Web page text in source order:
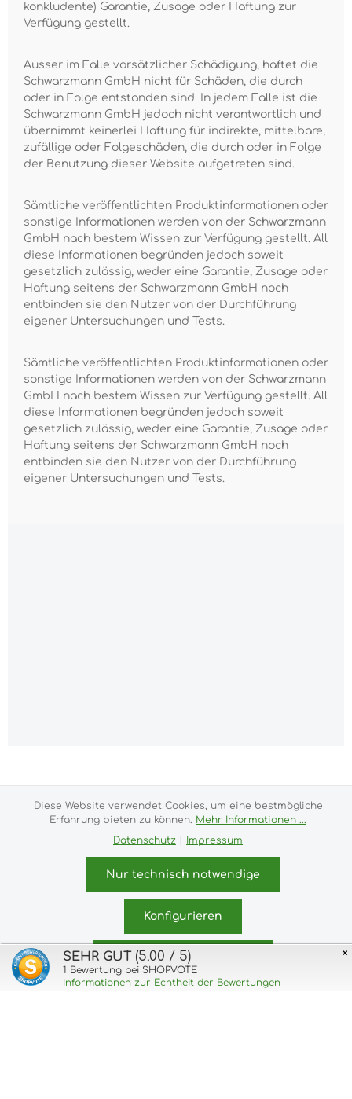
konkludente) Garantie, Zusage oder Haftung zur
Verfügung gestellt.
Ausser im Falle vorsätzlicher Schädigung, haftet die
Schwarzmann GmbH nicht für Schäden, die durch
oder in Folge entstanden sind. In jedem Falle ist die
Schwarzmann GmbH jedoch nicht verantwortlich und
übernimmt keinerlei Haftung für indirekte, mittelbare,
zufällige oder Folgeschäden, die durch oder in Folge
der Benutzung dieser Website aufgetreten sind.
Sämtliche veröffentlichten Produktinformationen oder
sonstige Informationen werden von der Schwarzmann
GmbH nach bestem Wissen zur Verfügung gestellt. All
diese Informationen begründen jedoch soweit
gesetzlich zulässig, weder eine Garantie, Zusage oder
Haftung seitens der Schwarzmann GmbH noch
entbinden sie den Nutzer von der Durchführung
eigener Untersuchungen und Tests.
Sämtliche veröffentlichten Produktinformationen oder
sonstige Informationen werden von der Schwarzmann
GmbH nach bestem Wissen zur Verfügung gestellt. All
diese Informationen begründen jedoch soweit
gesetzlich zulässig, weder eine Garantie, Zusage oder
Haftung seitens der Schwarzmann GmbH noch
entbinden sie den Nutzer von der Durchführung
eigener Untersuchungen und Tests.
Versandkostenund ggf. Nachnahmegebühren, wenn
nicht anders angegeben.
© 2026 purux.de - with
Impressum
Allgemeine GeschäftsbedingungenWiderrufsrecht
Kundeninformationen
Diese Website verwendet Cookies, um eine bestmögliche
Erfahrung bieten zu können. Mehr Informationen ...
Datenschutz
Impressum
Nur technisch notwendige
Konfigurieren
Alle Cookies akzeptieren ×
SEHR GUT (5.00 / 5)
1 Bewertung bei SHOPVOTE
Informationen zur Echtheit der Bewertungen